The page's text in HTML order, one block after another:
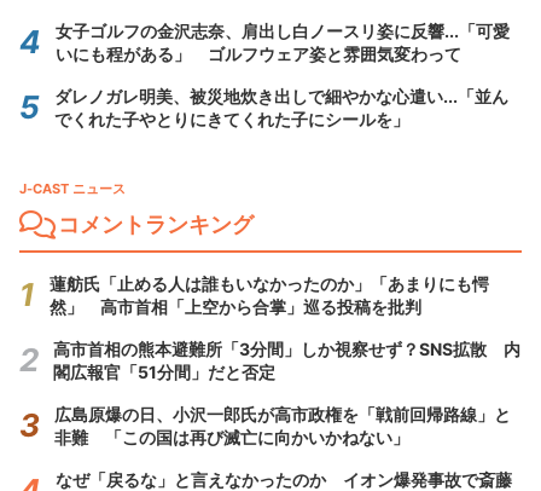
女子ゴルフの金沢志奈、肩出し白ノースリ姿に反響...「可愛
いにも程がある」 ゴルフウェア姿と雰囲気変わって
ダレノガレ明美、被災地炊き出しで細やかな心遣い...「並ん
でくれた子やとりにきてくれた子にシールを」
J-CAST ニュース
コメントランキング
蓮舫氏「止める人は誰もいなかったのか」「あまりにも愕
然」 高市首相「上空から合掌」巡る投稿を批判
高市首相の熊本避難所「3分間」しか視察せず？SNS拡散 内
閣広報官「51分間」だと否定
広島原爆の日、小沢一郎氏が高市政権を「戦前回帰路線」と
非難 「この国は再び滅亡に向かいかねない」
なぜ「戻るな」と言えなかったのか イオン爆発事故で斎藤